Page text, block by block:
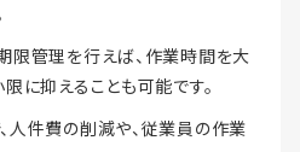
限管理を行えば、作業時間を大
に抑えることも可能です。
人件費の削減や、従業員の作業